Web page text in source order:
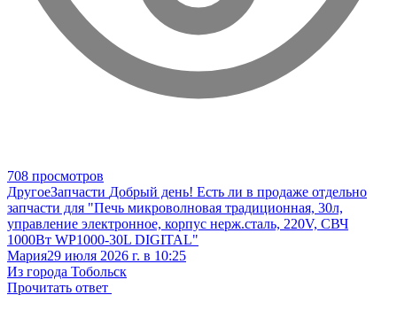
708 просмотров
ДругоеЗапчасти Добрый день! Есть ли в продаже отдельно
запчасти для "Печь микроволновая традиционная, 30л,
управление электронное, корпус нерж.сталь, 220V, СВЧ
1000Вт WP1000-30L DIGITAL"
Мария29 июля 2026 г. в 10:25
Из города Тобольск
Прочитать ответ